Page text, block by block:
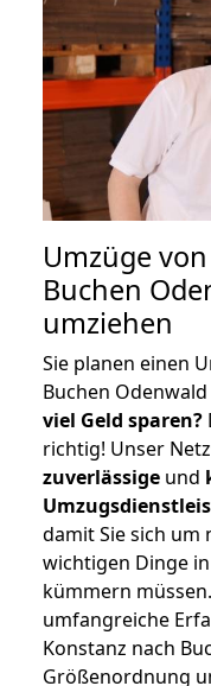
Umzüge
Buchen
umziehen
Sie planen einen
Buchen
viel Geld sparen?
richtig! Unser
zuverlässige und
damit Sie sich um
wichtigen Dinge
kümmern
umfangreiche
Konstanz nach
Größenordnung